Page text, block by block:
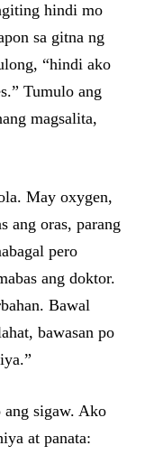
hindi mo
sa gitna ng
“hindi ako
Tumulo ang
magsalita,
May oxygen,
ang oras, parang
pero
ang doktor.
Bawal
bawasan po
ang sigaw. Ako
at panata: